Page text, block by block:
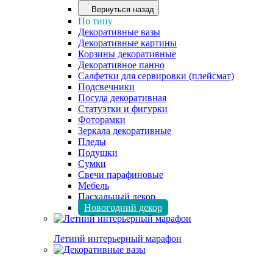
Вернуться назад
По типу
Декоративные вазы
Декоративные картины
Корзины декоративные
Декоративное панно
Салфетки для сервировки (плейсмат)
Подсвечники
Посуда декоративная
Статуэтки и фигурки
Фоторамки
Зеркала декоративные
Пледы
Подушки
Сумки
Свечи парафиновые
Мебель
Пасхальный декор
Новогодний декор
Летний интерьерный марафон